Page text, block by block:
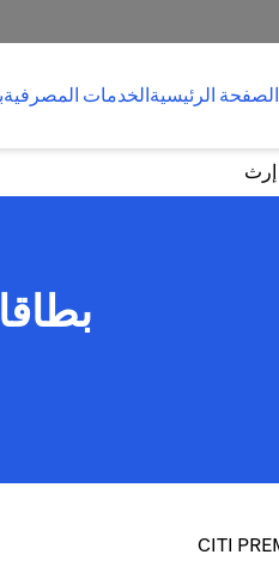
الصفحة الرئيسيةالخدمات المصرفية
إرث